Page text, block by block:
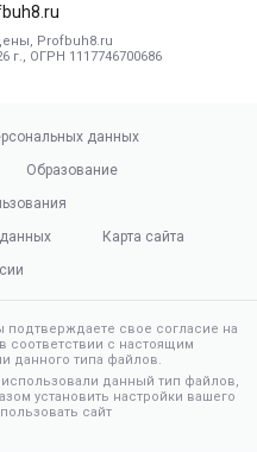
Profbuh8.ru
ОГРН 1117746700686
данных
Образование
Карта сайта
подтверждаете свое согласие на
соответствии с настоящим
данного типа файлов.
данный тип файлов,
установить настройки вашего
сайт